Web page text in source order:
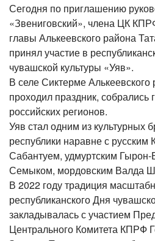
Сегодня по приглашению
«Звениговский», члена ЦК
главы Алькеевского района
принял участие в
чувашской культуры «Уяв».
В селе Сиктерме Алькеевского
проходил праздник, собрались
российских регионов.
Уяв стал одним из культурных
республики наравне с русским
Сабантуем, удмуртским
Семыком, мордовским Валда
В 2022 году традиция
республиканского Дня
закладывалась с участием
Центрального Комитета КПРФ